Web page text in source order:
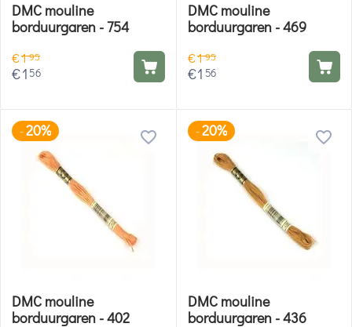
DMC mouline
borduurgaren - 754
€195
€1 56
DMC mouline
borduurgaren - 469
€195
€1 56
-20%
DMC mouline
borduurgaren - 402
-20%
DMC mouline
borduurgaren - 436